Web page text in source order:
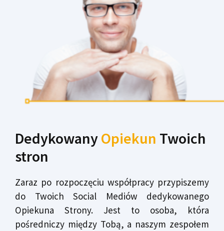
DedykowanyOpiekun Twoich
stron
Zaraz po rozpoczęciu współpracy przypiszemy
do Twoich Social Mediów dedykowanego
Opiekuna Strony. Jest to osoba, która
pośredniczy między Tobą, a naszym zespołem